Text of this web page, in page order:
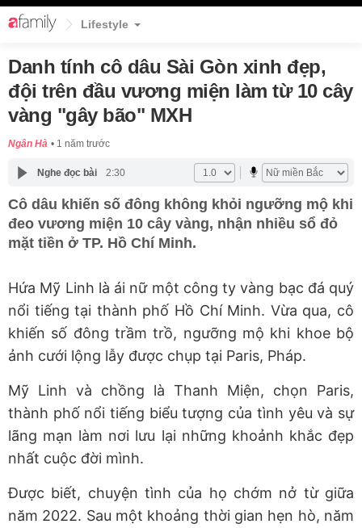
Lifestyle
Danh tính cô dâu Sài Gòn xinh đẹp,
đội trên đầu vương miện làm từ 10 cây
vàng "gây bão" MXH
Ngân Hà 1 năm trước
Nghe đọc bài 2:30
Cô dâu khiến số đông không khỏi ngưỡng mộ khi
đeo vương miện 10 cây vàng, nhận nhiều sổ đỏ
mặt tiền ở TP. Hồ Chí Minh.
Hứa Mỹ Linh là ái nữ một công ty vàng bạc đá quý
nổi tiếng tại thành phố Hồ Chí Minh. Vừa qua, cô
khiến số đông trầm trồ, ngưỡng mộ khi khoe bộ
ảnh cưới lộng lẫy được chụp tại Paris, Pháp.
Mỹ Linh và chồng là Thanh Miện, chọn Paris,
thành phố nổi tiếng biểu tượng của tình yêu và sự
lãng mạn làm nơi lưu lại những khoảnh khắc đẹp
nhất cuộc đời mình.
Được biết, chuyện tình của họ chớm nở từ giữa
năm 2022. Sau một khoảng thời gian hẹn hò, năm